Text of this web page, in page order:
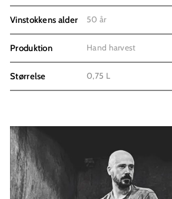
Vinstokkens alder 50 år
Produktion Hand harvest
Størrelse 0,75 L